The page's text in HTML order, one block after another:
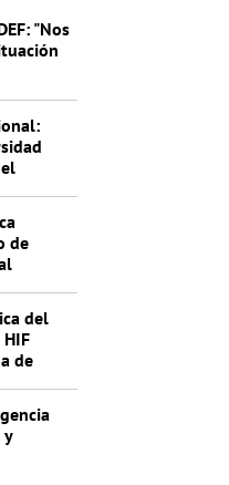
"Nos
de
del
de
y